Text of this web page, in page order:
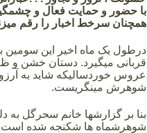
با حضور و حمایت فعال و
همچنان سرخط اخبار را رقم
درطول یک ماه اخیر این سومین
قربانی میگیرد. دستان خشن و
عروس خوردسالیکه شاید به آرزو
شوهرش مینگریست.
بنا بر گزارشها خانم سحرگل
شوهرشماه ها شکنجه شده است